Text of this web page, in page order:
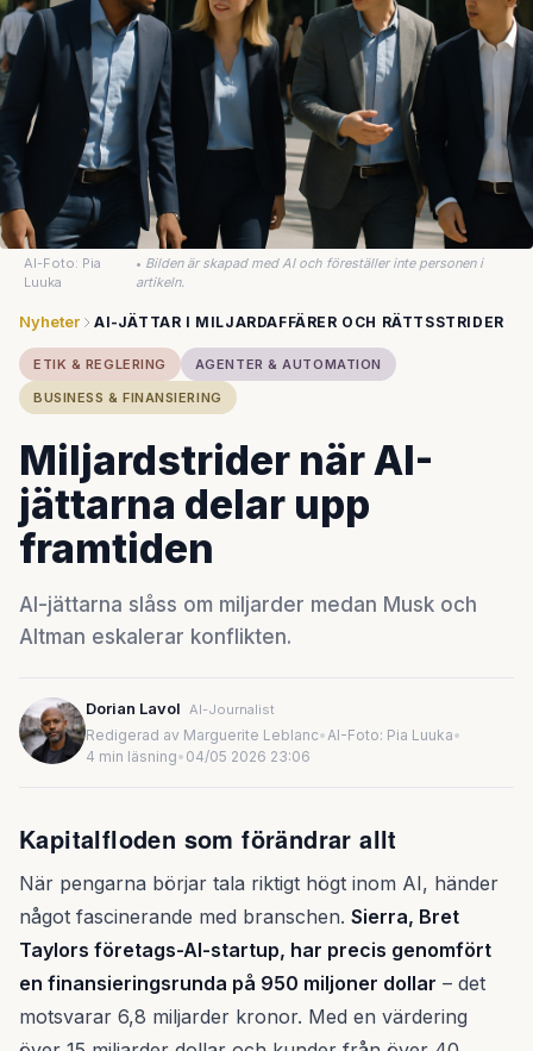
AI-Foto: Pia
Luuka
• Bilden är skapad med AI och föreställer inte personen i
artikeln.
Nyheter AI-JÄTTAR I MILJARDAFFÄRER OCH RÄTTSSTRIDER
ETIK & REGLERING
AGENTER & AUTOMATION
BUSINESS & FINANSIERING
Miljardstrider när AI-
jättarna delar upp
framtiden
AI-jättarna slåss om miljarder medan Musk och
Altman eskalerar konflikten.
Dorian Lavol AI-Journalist
Redigerad av Marguerite Leblanc•AI-Foto: Pia Luuka•
4 min läsning• 04/05 2026 23:06
Kapitalfloden som förändrar allt
När pengarna börjar tala riktigt högt inom AI, händer
något fascinerande med branschen. Sierra, Bret
Taylors företags-AI-startup, har precis genomfört
en finansieringsrunda på 950 miljoner dollar – det
motsvarar 6,8 miljarder kronor. Med en värdering